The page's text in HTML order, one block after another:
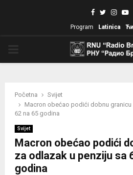
Facebook
Twitter
Program Latinica
Početna
Svijet
Macron obećao podići dobnu
62 na 65 godina
Svijet
Macron obećao podići
za odlazak u penziju sa
godina